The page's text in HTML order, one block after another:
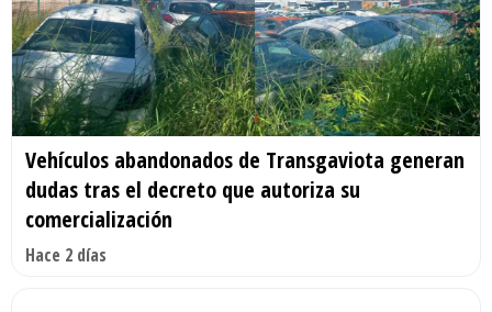
Vehículos abandonados de Transgaviota generan
dudas tras el decreto que autoriza su
comercialización
Hace 2 días